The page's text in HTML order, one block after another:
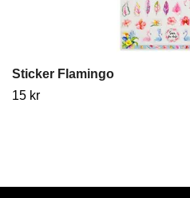
Sticker Flamingo
15 kr